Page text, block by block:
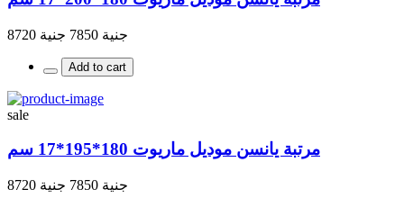
جنية 7850 جنية 8720
Add to cart
sale
مرتبة يانسن موديل ماريوت 180*195*17 سم
جنية 7850 جنية 8720